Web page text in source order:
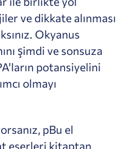
ve dikkate alınması
Okyanus
şimdi ve sonsuza
potansiyelini
olmayı
pBu el
eserleri kitaptan